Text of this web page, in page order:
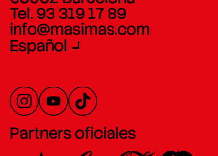
Tel. 93 319 17 89
info@masimas.com
Español
Partners oficiales